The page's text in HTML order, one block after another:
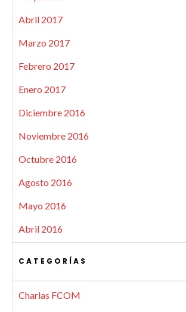
Abril 2017
Marzo 2017
Febrero 2017
Enero 2017
Diciembre 2016
Noviembre 2016
Octubre 2016
Agosto 2016
Mayo 2016
Abril 2016
CATEGORÍAS
Charlas FCOM